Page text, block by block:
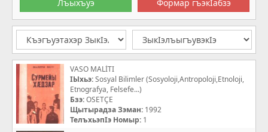
VASO MALİTI
IЫхьэ:Sosyal Bilimler (Sosyoloji,Antropoloji,Etnoloji,
Etnografya, Felsefe...)
Бзэ:OSETÇE
Щытырадза Зэман: 1992
ТелъхьэпIэ Номыр: 1